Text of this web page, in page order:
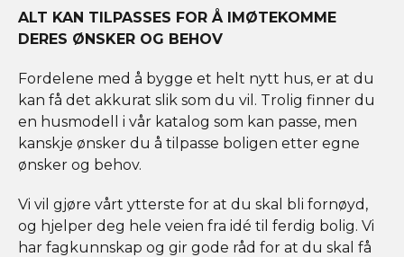
ALT KAN TILPASSES FOR Å IMØTEKOMME
DERES ØNSKER OG BEHOV
Fordelene med å bygge et helt nytt hus, er at du
kan få det akkurat slik som du vil. Trolig finner du
en husmodell i vår katalog som kan passe, men
kanskje ønsker du å tilpasse boligen etter egne
ønsker og behov.
Vi vil gjøre vårt ytterste for at du skal bli fornøyd,
og hjelper deg hele veien fra idé til ferdig bolig. Vi
har fagkunnskap og gir gode råd for at du skal få